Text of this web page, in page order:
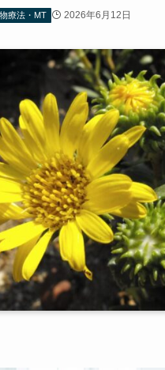
療法・MT 2026年6月12日